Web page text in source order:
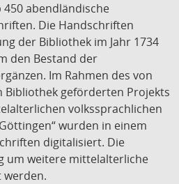
abendländische
Die Handschriften
der Bibliothek im Jahr 1734
den Bestand der
Im Rahmen des von
Bibliothek geförderten Projekts
volkssprachlichen
wurden in einem
digitalisiert. Die
um weitere mittelalterliche